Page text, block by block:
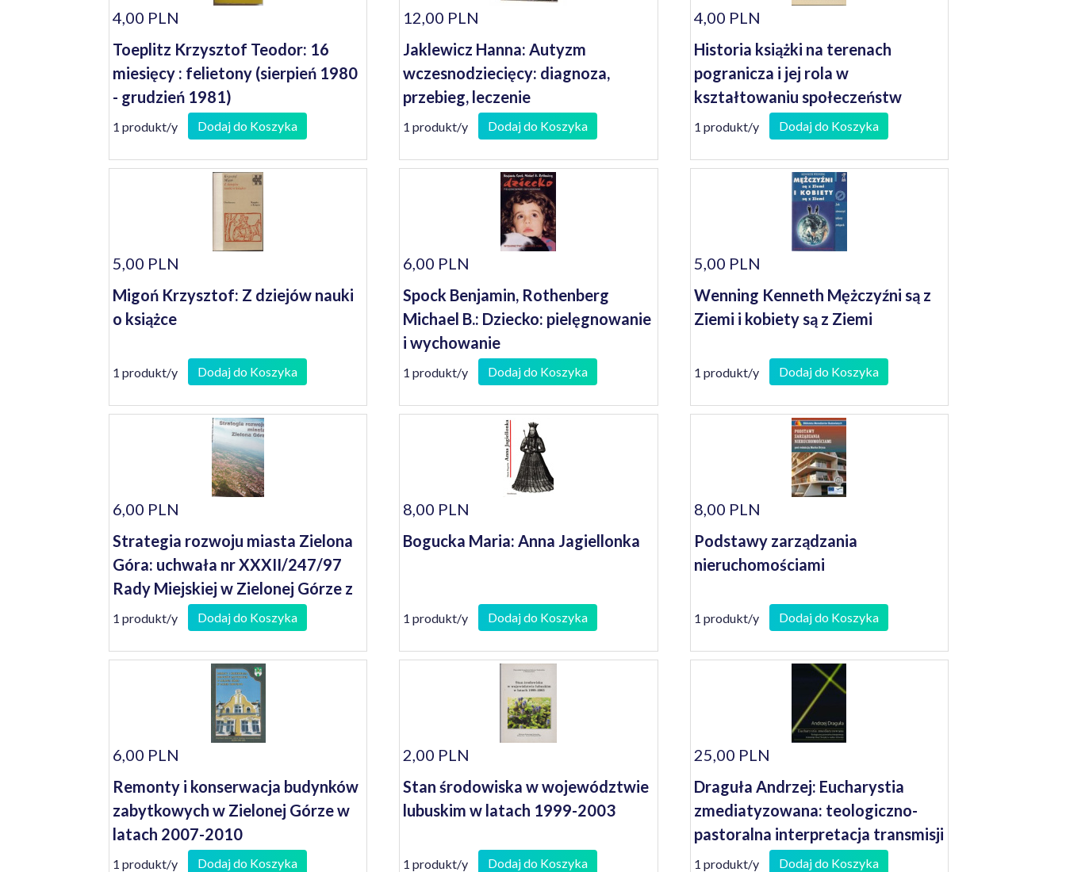
4,00 PLN
Toeplitz Krzysztof Teodor: 16
miesięcy : felietony (sierpień 1980
- grudzień 1981)
1 produkt/y Dodaj do Koszyka
12,00 PLN
Jaklewicz Hanna: Autyzm
wczesnodziecięcy: diagnoza,
przebieg, leczenie
1 produkt/y Dodaj do Koszyka
4,00 PLN
Historia książki na terenach
pogranicza i jej rola w
kształtowaniu społeczeństw
wielokulturowych : materiały z
polsko-niemieckiej konferencji
bibliotekarzy, Zielona Góra 21-22
kwietnia 2005
1 produkt/y Dodaj do Koszyka
5,00 PLN
Migoń Krzysztof: Z dziejów nauki
o książce
1 produkt/y Dodaj do Koszyka
6,00 PLN
Spock Benjamin, Rothenberg
Michael B.: Dziecko: pielęgnowanie
i wychowanie
1 produkt/y Dodaj do Koszyka
5,00 PLN
Wenning Kenneth Mężczyźni są z
Ziemi i kobiety są z Ziemi
1 produkt/y Dodaj do Koszyka
6,00 PLN
Strategia rozwoju miasta Zielona
Góra: uchwała nr XXXII/247/97
Rady Miejskiej w Zielonej Górze z
dnia 23 stycznia 1997r.
1 produkt/y Dodaj do Koszyka
8,00 PLN
Bogucka Maria: Anna Jagiellonka
1 produkt/y Dodaj do Koszyka
8,00 PLN
Podstawy zarządzania
nieruchomościami
1 produkt/y Dodaj do Koszyka
6,00 PLN
Remonty i konserwacja budynków
zabytkowych w Zielonej Górze w
latach 2007-2010
1 produkt/y Dodaj do Koszyka
2,00 PLN
Stan środowiska w województwie
lubuskim w latach 1999-2003
1 produkt/y Dodaj do Koszyka
25,00 PLN
Draguła Andrzej: Eucharystia
zmediatyzowana: teologiczno-
pastoralna interpretacja transmisji
Mszy Świętej w radiu i telewizji
1 produkt/y Dodaj do Koszyka